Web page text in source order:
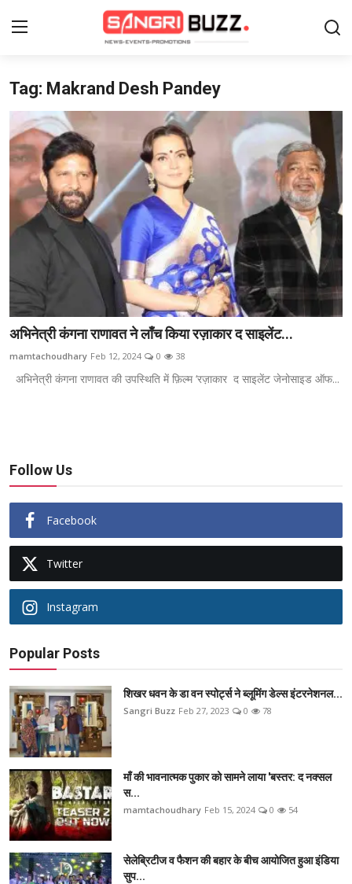
Login Register
Home
Contact
About Us
लाइफस्टाइल
मनोरंजन
ब्यूटी पेजेंट
Tag: Makrand Desh Pandey
अभिनेत्री कंगना राणावत ने लाँच किया रज़ाकार द साइलेंट...
mamtachoudhary Feb 12, 2024 0 38
अभिनेत्री कंगना राणावत की उपस्थिति में फ़िल्म ‘रज़ाकार द साइलेंट जेनोसाइड ऑफ...
Follow Us
Facebook
Twitter
Instagram
Popular Posts
शिखर धवन के डा वन स्पोर्ट्स ने ब्लूमिंग डेल्स इंटरनेशनल...
Sangri Buzz Feb 27, 2023 0 78
माँ की भावनात्मक पुकार को सामने लाया 'बस्तर: द नक्सल
स...
mamtachoudhary Feb 15, 2024 0 54
सेलेब्रिटीज व फैशन की बहार के बीच आयोजित हुआ इंडिया
सुप...